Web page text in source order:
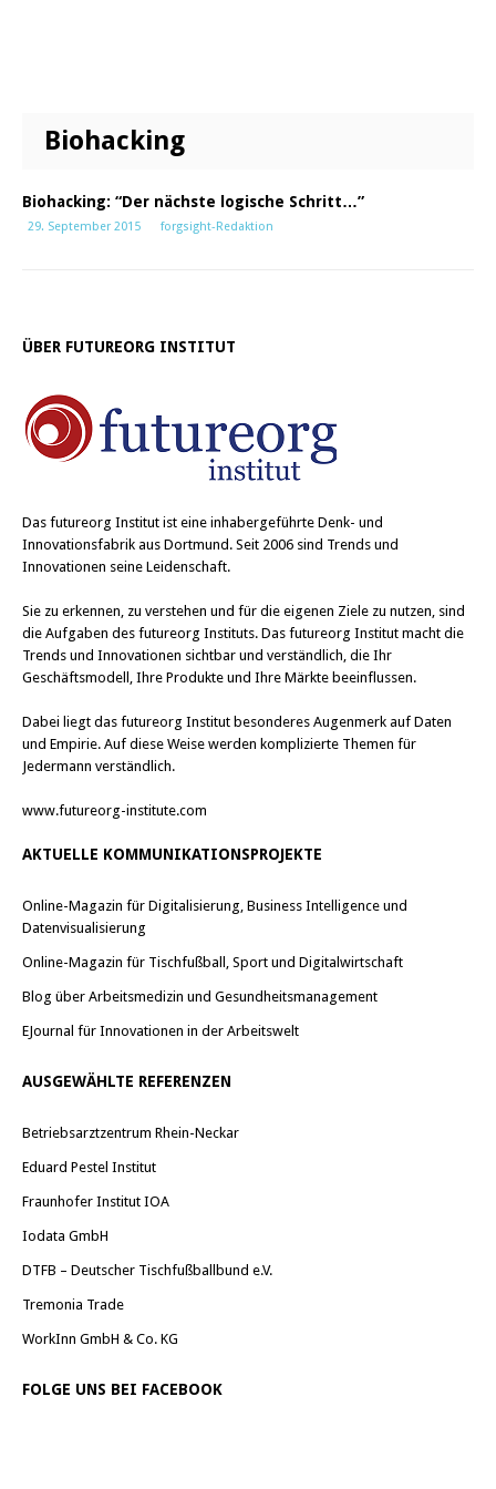
Biohacking
Biohacking: “Der nächste logische Schritt…”
29. September 2015 forgsight-Redaktion
ÜBER FUTUREORG INSTITUT
Das futureorg Institut ist eine inhabergeführte Denk- und
Innovationsfabrik aus Dortmund. Seit 2006 sind Trends und
Innovationen seine Leidenschaft.
Sie zu erkennen, zu verstehen und für die eigenen Ziele zu nutzen, sind
die Aufgaben des futureorg Instituts. Das futureorg Institut macht die
Trends und Innovationen sichtbar und verständlich, die Ihr
Geschäftsmodell, Ihre Produkte und Ihre Märkte beeinflussen.
Dabei liegt das futureorg Institut besonderes Augenmerk auf Daten
und Empirie. Auf diese Weise werden komplizierte Themen für
Jedermann verständlich.
www.futureorg-institute.com
AKTUELLE KOMMUNIKATIONSPROJEKTE
Online-Magazin für Digitalisierung, Business Intelligence und
Datenvisualisierung
Online-Magazin für Tischfußball, Sport und Digitalwirtschaft
Blog über Arbeitsmedizin und Gesundheitsmanagement
EJournal für Innovationen in der Arbeitswelt
AUSGEWÄHLTE REFERENZEN
Betriebsarztzentrum Rhein-Neckar
Eduard Pestel Institut
Fraunhofer Institut IOA
Iodata GmbH
DTFB – Deutscher Tischfußballbund e.V.
Tremonia Trade
WorkInn GmbH & Co. KG
FOLGE UNS BEI FACEBOOK